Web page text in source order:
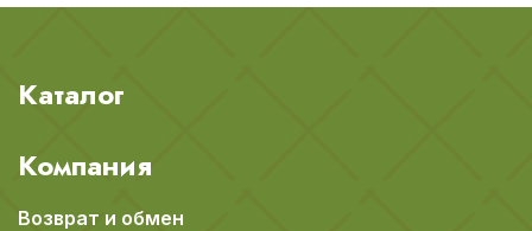
Каталог
Компания
Возврат и обмен